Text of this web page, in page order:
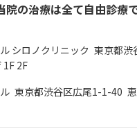
院の治療は全て自由診療
シロノクリニック 東京都渋
2F
東京都渋谷区広尾1-1-40